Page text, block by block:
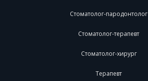
Стоматолог-пародонтолог
Стоматолог-терапевт
Стоматолог-хирург
Терапевт